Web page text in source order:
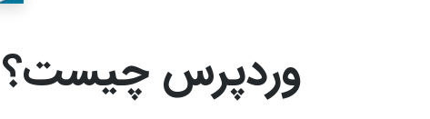
وردپرس چیست؟